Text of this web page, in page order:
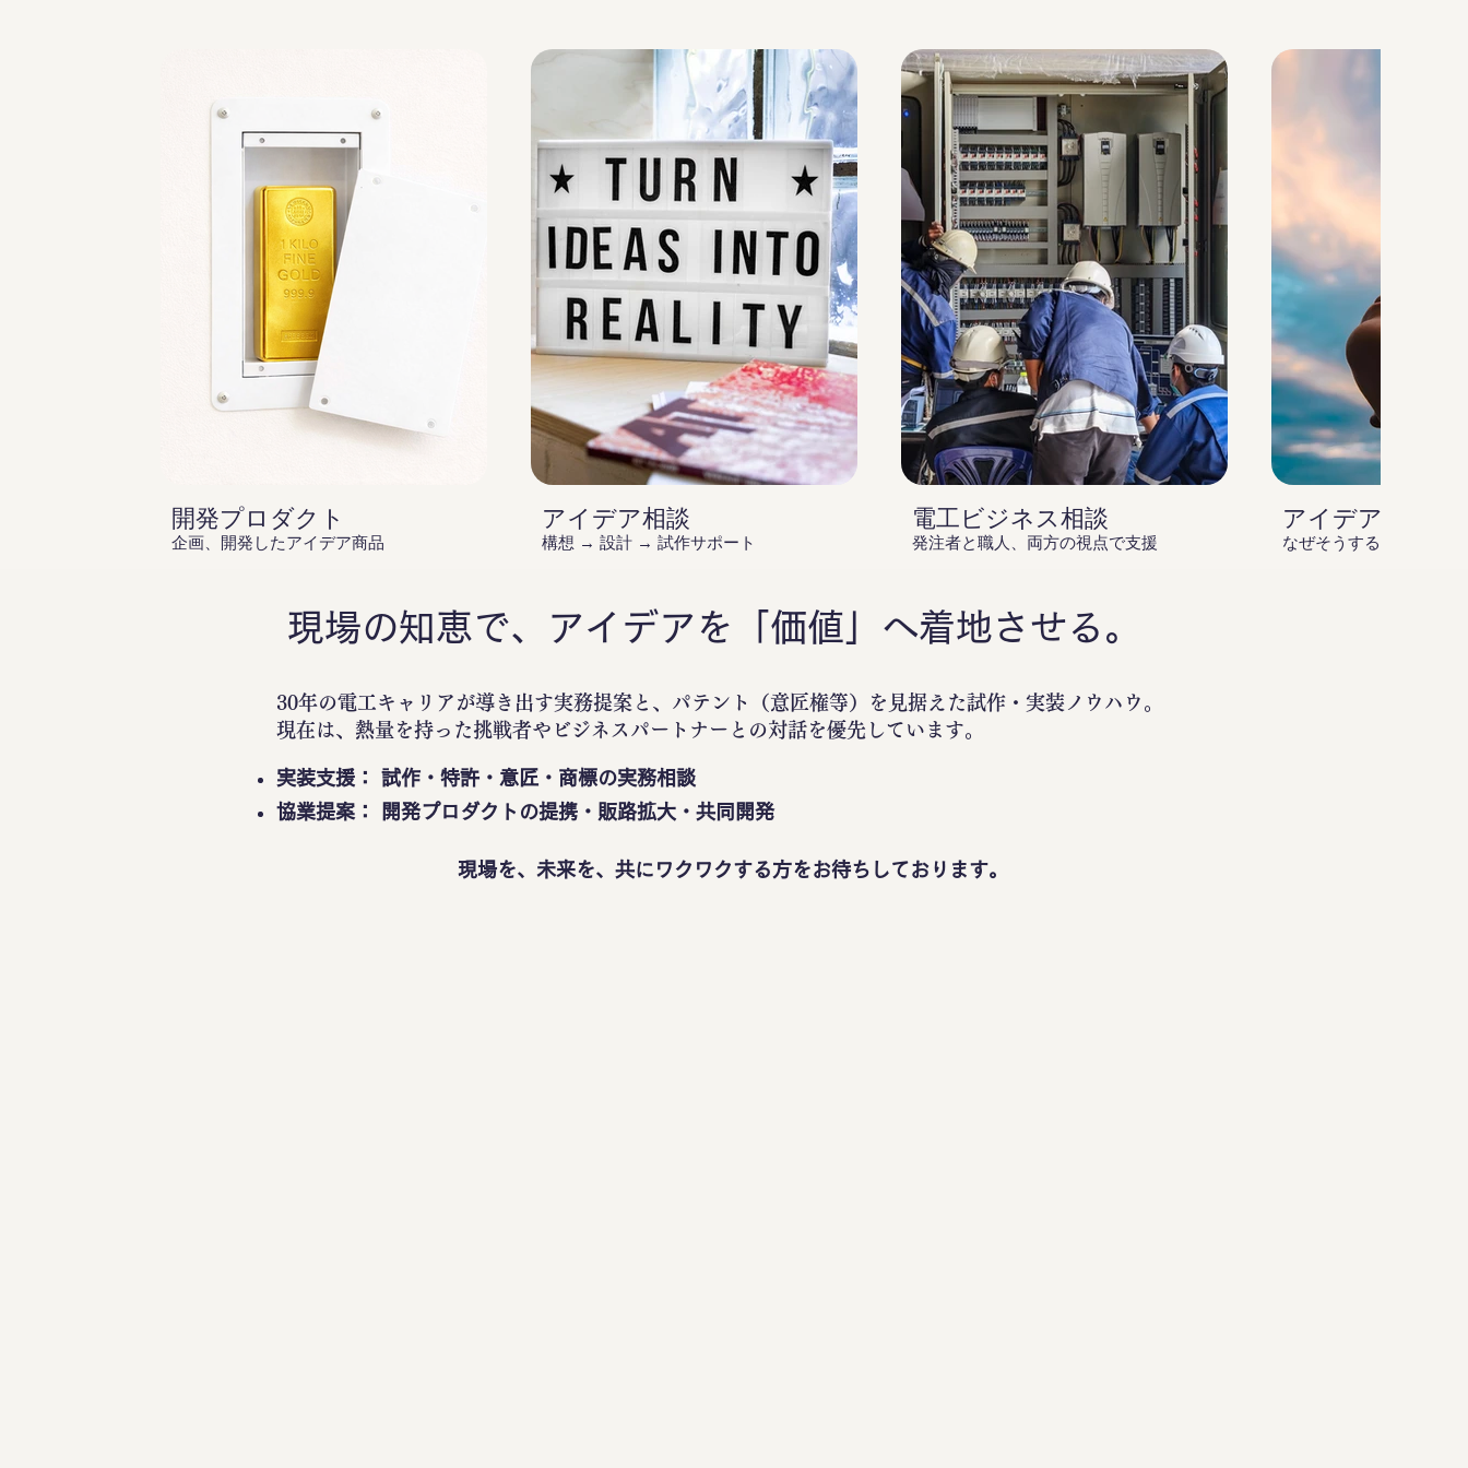
開発プロダクト
企画、開発したアイデア商品
アイデア相談
構想 → 設計 → 試作サポート
電工ビジネス相談
発注者と職人、両方の視点で支援
アイデア庵の思
なぜそうするのか？を伝
現場の知恵で、アイデアを「価値」へ着地させる。
30年の電工キャリアが導き出す実務提案と、パテント（意匠権等）を見据えた試作・実装ノウハウ。
現在は、熱量を持った挑戦者やビジネスパートナーとの対話を優先しています。
実装支援： 試作・特許・意匠・商標の実務相談
協業提案： 開発プロダクトの提携・販路拡大・共同開発
現場を、未来を、共にワクワクする方をお待ちしております。